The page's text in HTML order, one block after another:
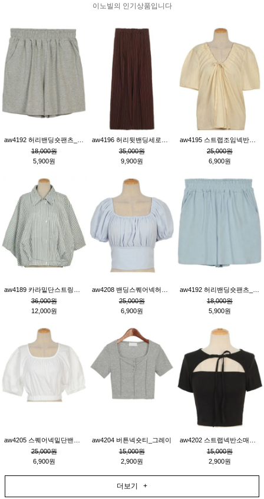
이노빌의 인기상품입니다
18,000원
5,900원
35,000원
9,900원
25,000원
6,900원
36,000원
12,000원
25,000원
6,900원
18,000원
5,900원
25,000원
6,900원
aw4204 버튼넥숏티_그레이
15,000원
2,900원
15,000원
2,900원
더보기 +